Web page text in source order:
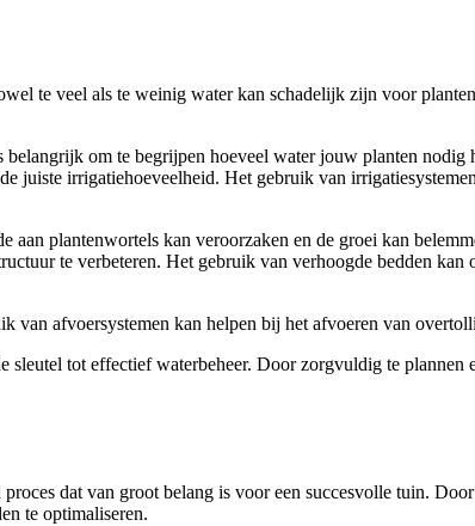
te veel als te weinig water kan schadelijk zijn voor
om te begrijpen hoeveel water jouw planten nodig
juiste irrigatiehoeveelheid. Het gebruik van
plantenwortels kan veroorzaken en de groei kan
te verbeteren. Het gebruik van verhoogde bedden
van afvoersystemen kan helpen bij het afvoeren van
tot effectief waterbeheer. Door zorgvuldig te plannen
dat van groot belang is voor een succesvolle tuin.
te optimaliseren.